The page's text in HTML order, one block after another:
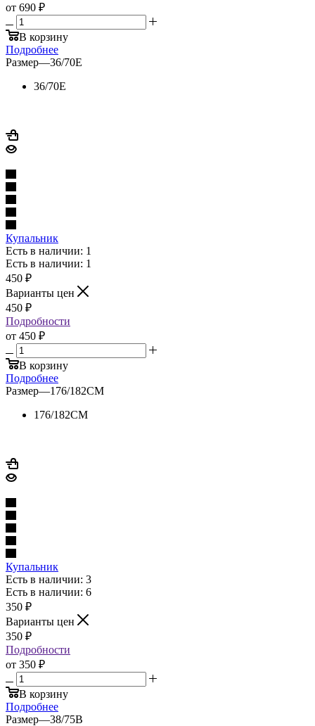
от 690 ₽
В корзину
Подробнее
Размер—36/70E
36/70E
Купальник
Есть в наличии: 1
Есть в наличии: 1
450 ₽
Варианты цен
450 ₽
Подробности
от 450 ₽
В корзину
Подробнее
Размер—176/182CM
176/182CM
Купальник
Есть в наличии: 3
Есть в наличии: 6
350 ₽
Варианты цен
350 ₽
Подробности
от 350 ₽
В корзину
Подробнее
Размер—38/75B